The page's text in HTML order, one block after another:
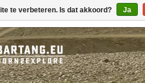
te verbeteren. Is dat akkoord? Ja